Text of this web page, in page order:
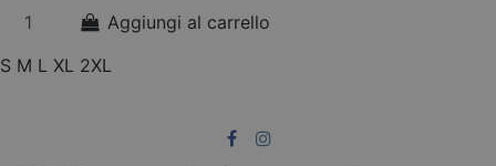
Aggiungi al carrello
S M L XL 2XL